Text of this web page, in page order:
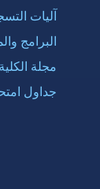
آليات
البرامج
مجلة الكلية
جداول